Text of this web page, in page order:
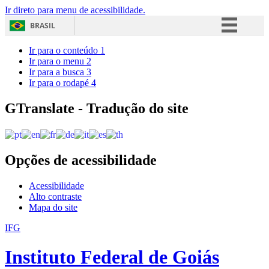
Ir direto para menu de acessibilidade.
BRASIL
Acesso à informação
Ir para o conteúdo 1
Ir para o menu 2
Ir para a busca 3
Ir para o rodapé 4
GTranslate - Tradução do site
Opções de acessibilidade
Acessibilidade
Alto contraste
Mapa do site
IFG
Instituto Federal de Goiás